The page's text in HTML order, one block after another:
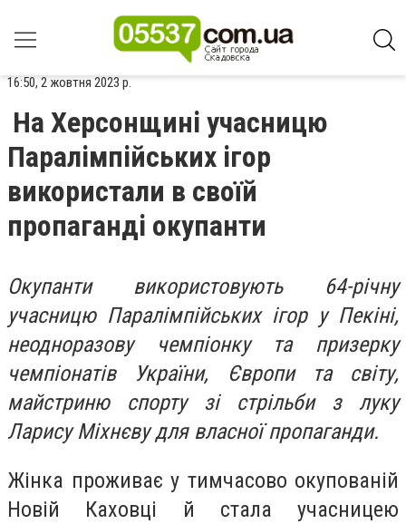
16:50, 2 жовтня 2023 р.
На Херсонщині учасницю
Паралімпійських ігор
використали в своїй
пропаганді окупанти
Окупанти використовують 64-річну
учасницю Паралімпійських ігор у Пекіні,
неодноразову чемпіонку та призерку
чемпіонатів України, Європи та світу,
майстриню спорту зі стрільби з луку
Ларису Міхнєву для власної пропаганди.
Жінка проживає у тимчасово окупованій
Новій Каховці й стала учасницею